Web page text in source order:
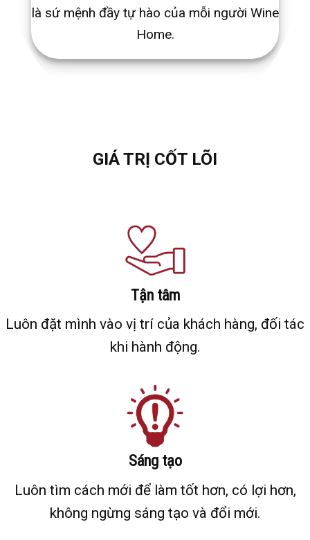
là sứ mệnh đầy tự hào của mỗi người Wine
Home.
GIÁ TRỊ CỐT LÕI
Tận tâm
Luôn đặt mình vào vị trí của khách hàng, đối tác
khi hành động.
Sáng tạo
Luôn tìm cách mới để làm tốt hơn, có lợi hơn,
không ngừng sáng tạo và đổi mới.